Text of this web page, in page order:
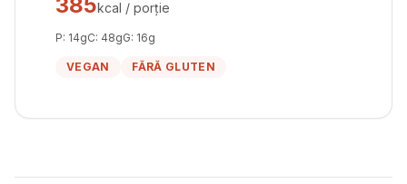
kcal / porție
P: 14gC: 48gG: 16g
VEGAN FĂRĂ GLUTEN